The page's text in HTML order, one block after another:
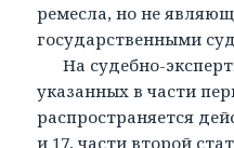
ремесла, но не
государственными
На судебно-
указанных в части
распространяется
и 17, части второй